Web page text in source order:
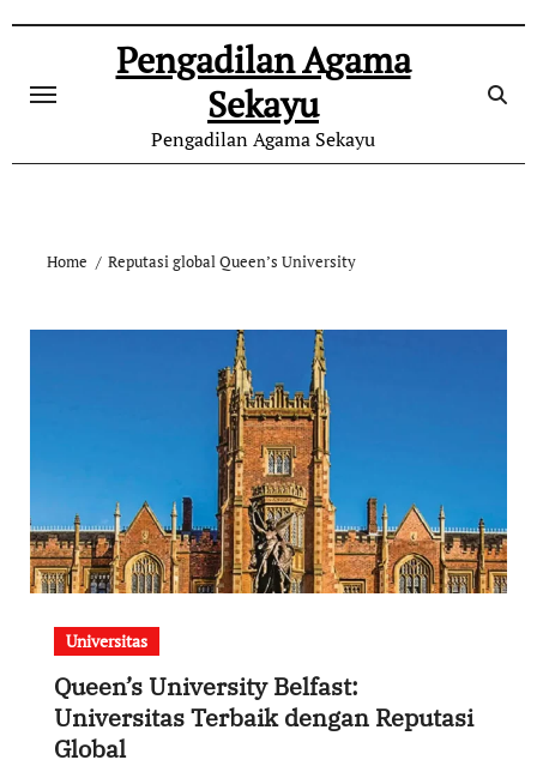
content
Pengadilan Agama
Sekayu
Pengadilan Agama Sekayu
Home Reputasi global Queen’s University
Universitas
Queen’s University Belfast:
Universitas Terbaik dengan Reputasi
Global